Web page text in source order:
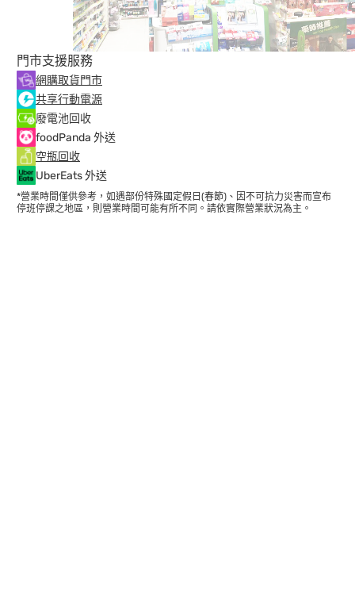
門市支援服務
網購取貨門市
共享行動電源
廢電池回收
foodPanda 外送
空瓶回收
UberEats 外送
*營業時間僅供參考，如遇部份特殊國定假日(春節)、因不可抗力災害而宣布
停班停課之地區，則營業時間可能有所不同。請依實際營業狀況為主。